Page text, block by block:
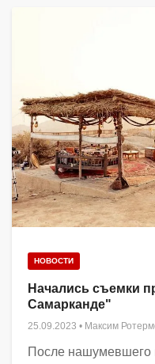
НОВОСТИ
Начались съемки
Самарканде"
25.09.2023 • Максим
После